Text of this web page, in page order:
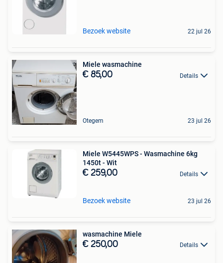
Bezoek website 22 jul 26
Miele wasmachine
€ 85,00 Details
Otegem 23 jul 26
Miele W5445WPS - Wasmachine 6kg
1450t - Wit
€ 259,00 Details
Bezoek website 23 jul 26
wasmachine Miele
€ 250,00 Details